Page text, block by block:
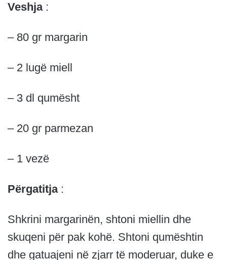
Veshja:
– 80 gr margarin
– 2 lugë miell
– 3 dl qumësht
– 20 gr parmezan
– 1 vezë
Përgatitja:
Shkrini margarinën, shtoni miellin dhe
skuqeni për pak kohë. Shtoni qumështin
dhe gatuajeni në zjarr të moderuar, duke e